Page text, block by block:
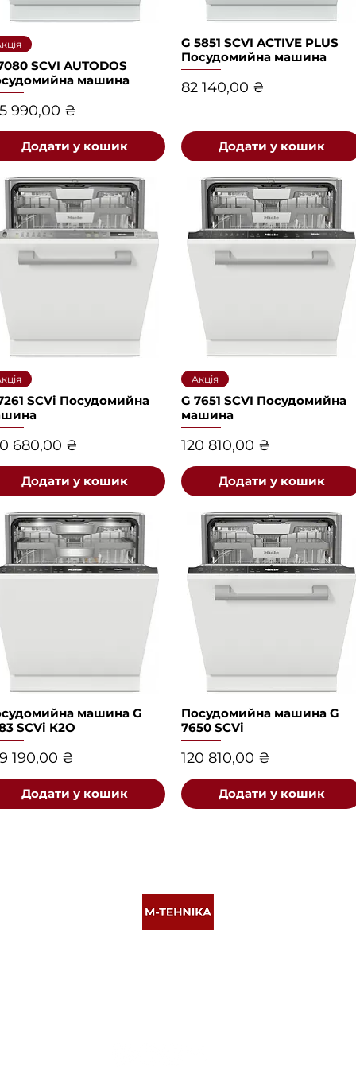
Швидкий перегляд
SCVI AUTODOS
машина
990,00 ₴
Додати у кошик
Швидкий перегляд
G 5851 SCVI ACTIVE PLUS
Посудомийна машина
Ціна
82 140,00 ₴
Додати у кошик
Швидкий перегляд
SCVi Посудомийна
680,00 ₴
Додати у кошик
Швидкий перегляд
Акція
G 7651 SCVI Посудомийна
машина
Ціна
120 810,00 ₴
Додати у кошик
Швидкий перегляд
машина G
SCVi К2О
190,00 ₴
Додати у кошик
Швидкий перегляд
Посудомийна машина G
7650 SCVi
Ціна
120 810,00 ₴
Додати у кошик